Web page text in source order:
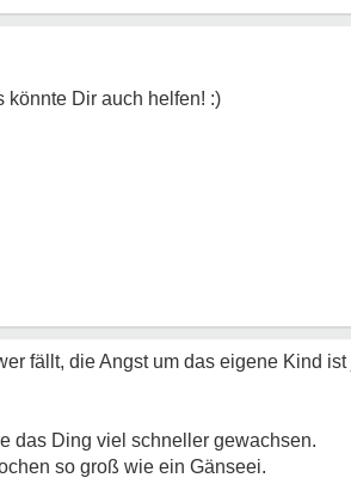
fällt, die Angst um das eigene Kind
das Ding viel schneller gewachsen.
so groß wie ein Gänseei.